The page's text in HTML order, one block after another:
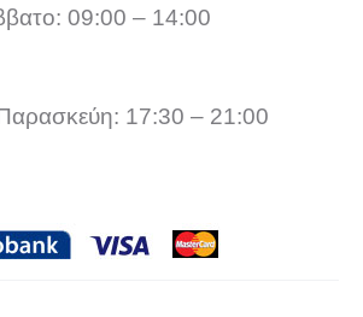
09:00 – 14:00
17:30 – 21:00